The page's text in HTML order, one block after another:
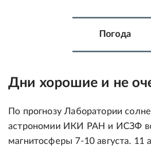
Погода
Дни хорошие и не
По прогнозу Лаборатории
астрономии ИКИ РАН и ИСЗФ
магнитосферы 7-10 августа. 11